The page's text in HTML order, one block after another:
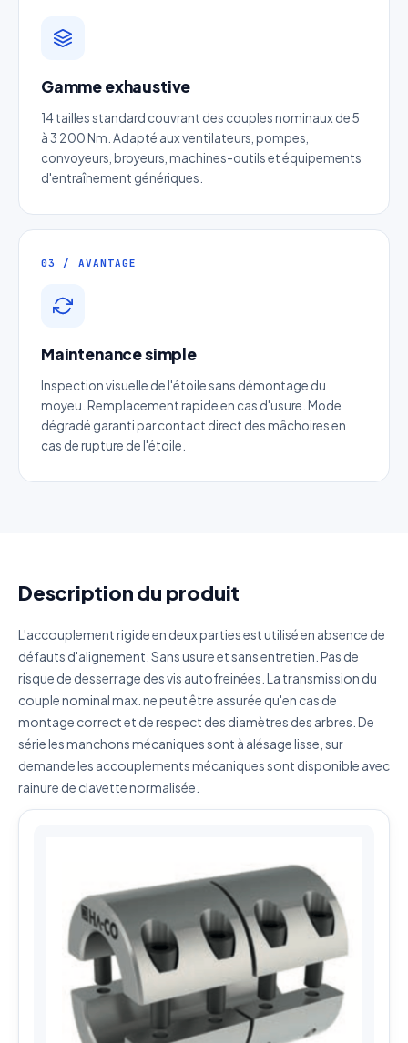
Gamme exhaustive
14 tailles standard couvrant des couples nominaux de 5
à 3 200 Nm. Adapté aux ventilateurs, pompes,
convoyeurs, broyeurs, machines-outils et équipements
d'entraînement génériques.
03 / AVANTAGE
Maintenance simple
Inspection visuelle de l'étoile sans démontage du
moyeu. Remplacement rapide en cas d'usure. Mode
dégradé garanti par contact direct des mâchoires en
cas de rupture de l'étoile.
Description du produit
L'accouplement rigide en deux parties est utilisé en absence de
défauts d'alignement. Sans usure et sans entretien. Pas de
risque de desserrage des vis autofreinées. La transmission du
couple nominal max. ne peut être assurée qu'en cas de
montage correct et de respect des diamètres des arbres. De
série les manchons mécaniques sont à alésage lisse, sur
demande les accouplements mécaniques sont disponible avec
rainure de clavette normalisée.
Devis Accouplement rigide en
Nom complet*
Email *
Téléphone
Référence produit
J'accepte que mes données soient utilisées pour traiter
ma demande.Politique de confidentialité
Envoyer ma demande de devis
Vos données sont protégées et ne seront jamais